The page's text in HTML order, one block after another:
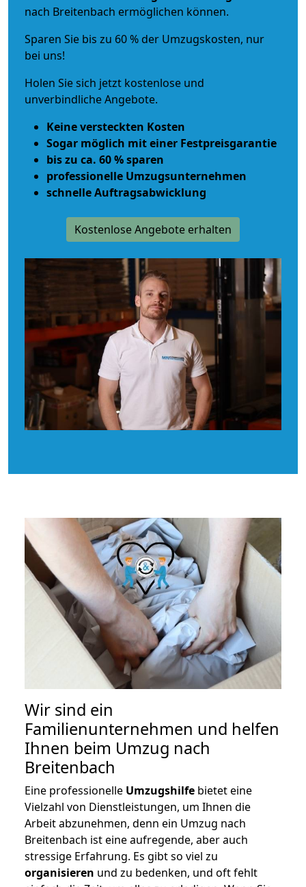
nach Breitenbach ermöglichen können.
Sparen Sie bis zu 60 % der Umzugskosten, nur
bei uns!
Holen Sie sich jetzt kostenlose und
unverbindliche Angebote.
Keine versteckten Kosten
Sogar möglich mit einer Festpreisgarantie
bis zu ca. 60 % sparen
professionelle Umzugsunternehmen
schnelle Auftragsabwicklung
Kostenlose Angebote erhalten
Wir sind ein
Familienunternehmen und helfen
Ihnen beim Umzug nach
Breitenbach
Eine professionelle Umzugshilfe bietet eine
Vielzahl von Dienstleistungen, um Ihnen die
Arbeit abzunehmen, denn ein Umzug nach
Breitenbach ist eine aufregende, aber auch
stressige Erfahrung. Es gibt so viel zu
organisieren und zu bedenken, und oft fehlt